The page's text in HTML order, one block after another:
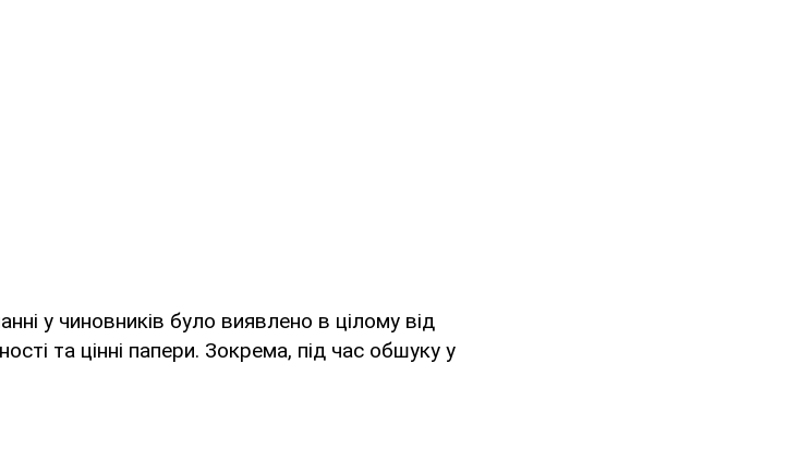
у чиновників було виявлено в цілому від
та цінні папери. Зокрема, під час обшуку у